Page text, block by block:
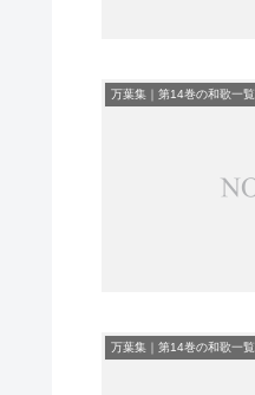
万葉集｜第14巻の和歌一覧
万葉集｜第14巻の和歌一覧